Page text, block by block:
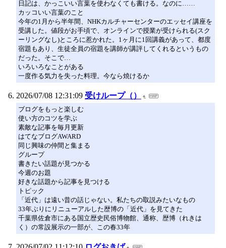
日記は、かっこいい言葉を使わなくても書ける。なのに……
カッコいい言葉のこと
今年の1月から半年間、NHKカルチャーセンターのエッセイ講座を
受講した。値段がお手頃で、オンラインで授業が受けられる(スク
ーリングなし)ところに惹かれた。1ヶ月に1回講義があって、都度
宿題もあり、生徒全員の宿題を講師が講評してくれるというもの
だった。そこで…
いろいろなことがある
一度作る気力を失った料理。今なら焼けるか
2026/07/08 12:31:09 受けループ（）
ブログをもっと楽しむ
使い方のコツを学ぶ
素敵な記事を毎月更新
はてなブログAWARD
同じ興味の仲間と集まる
グループ
書きたい話題が見つかる
今週のお題
好きな話題から記事を見つける
トピック
「近代」は遠い昔の話じゃない。私たちの取説みたいなもの
33年ぶりにリニューアルした歴博の「近代」を見てきた
千葉県佐倉市にある国立歴史民俗博物館、通称、歴博（れきは
く）の常設展示の一部が、この春33年